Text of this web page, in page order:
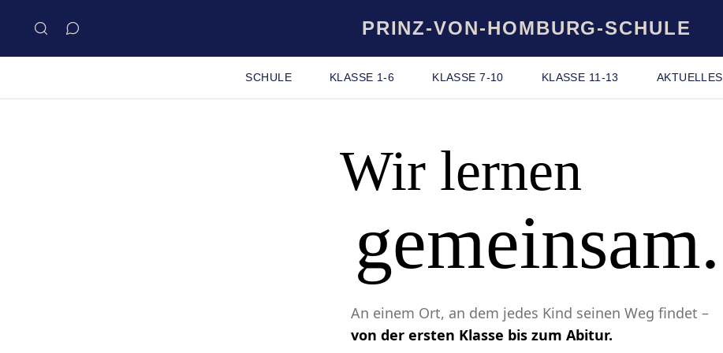
PRINZ-VON-HOMBURG-SCHULE
SCHULE KLASSE 1-6 KLASSE 7-10 KLASSE 11-13 AKTUELLES
Wir lernen
gemeinsam.
An einem Ort, an dem jedes Kind seinen Weg findet –
von der ersten Klasse bis zum Abitur.